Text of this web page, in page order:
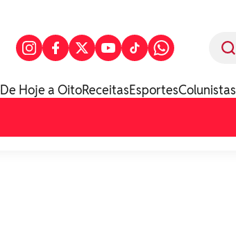
De Hoje a OitoReceitasEsportesColunistas